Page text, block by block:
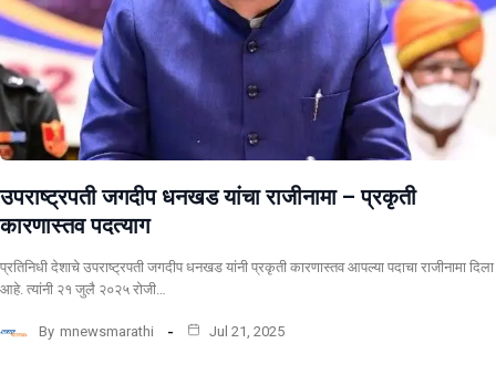
उपराष्ट्रपती जगदीप धनखड यांचा राजीनामा – प्रकृती
कारणास्तव पदत्याग
प्रतिनिधी देशाचे उपराष्ट्रपती जगदीप धनखड यांनी प्रकृती कारणास्तव आपल्या पदाचा राजीनामा दिला
आहे. त्यांनी २१ जुलै २०२५ रोजी…
By mnewsmarathi Jul 21, 2025